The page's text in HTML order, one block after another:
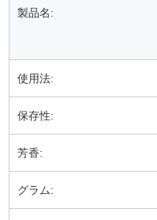
製品名:
使用法:
保存性:
芳香:
グラム: